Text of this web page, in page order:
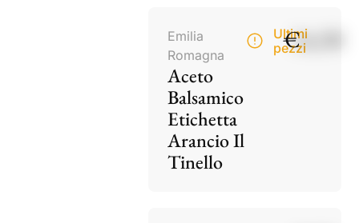
Emilia
Romagna
Aceto
Balsamico
Etichetta
Arancio Il
Tinello
Ultimi
pezzi
€14,50